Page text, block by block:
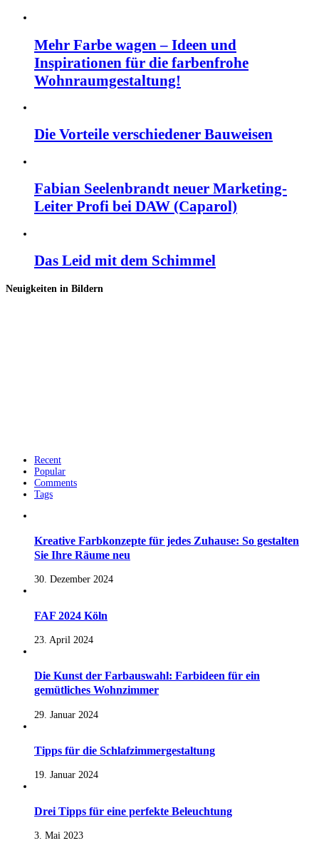
Mehr Farbe wagen – Ideen und
Inspirationen für die farbenfrohe
Wohnraumgestaltung!
Die Vorteile verschiedener Bauweisen
Fabian Seelenbrandt neuer Marketing-
Leiter Profi bei DAW (Caparol)
Das Leid mit dem Schimmel
Neuigkeiten in Bildern
Recent
Popular
Comments
Tags
Kreative Farbkonzepte für jedes Zuhause: So gestalten
Sie Ihre Räume neu
30. Dezember 2024
FAF 2024 Köln
23. April 2024
Die Kunst der Farbauswahl: Farbideen für ein
gemütliches Wohnzimmer
29. Januar 2024
Tipps für die Schlafzimmergestaltung
19. Januar 2024
Drei Tipps für eine perfekte Beleuchtung
3. Mai 2023